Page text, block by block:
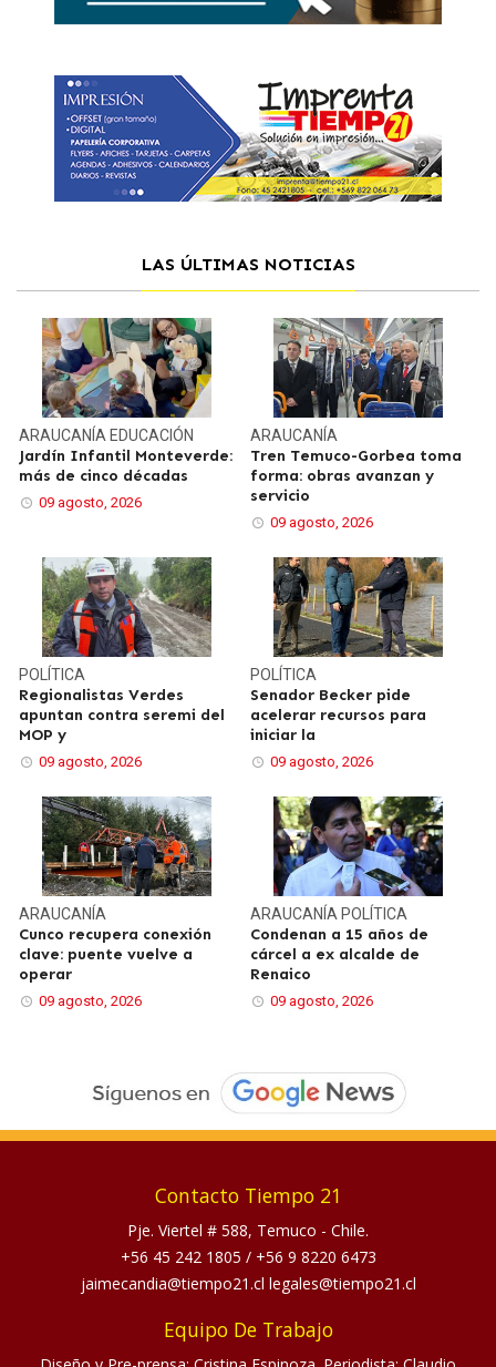
LAS ÚLTIMAS NOTICIAS
ARAUCANÍA EDUCACIÓN
Jardín Infantil Monteverde:
más de cinco décadas
09 agosto, 2026
ARAUCANÍA
Tren Temuco-Gorbea toma
forma: obras avanzan y
servicio
09 agosto, 2026
POLÍTICA
Regionalistas Verdes
apuntan contra seremi del
MOP y
09 agosto, 2026
POLÍTICA
Senador Becker pide
acelerar recursos para
iniciar la
09 agosto, 2026
ARAUCANÍA
Cunco recupera conexión
clave: puente vuelve a
operar
09 agosto, 2026
ARAUCANÍA POLÍTICA
Condenan a 15 años de
cárcel a ex alcalde de
Renaico
09 agosto, 2026
Contacto Tiempo 21
Pje. Viertel # 588, Temuco - Chile.
+56 45 242 1805 / +56 9 8220 6473
jaimecandia@tiempo21.cl legales@tiempo21.cl
Equipo De Trabajo